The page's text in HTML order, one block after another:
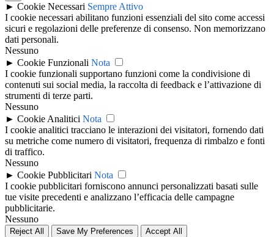
► Cookie Necessari Sempre Attivo
I cookie necessari abilitano funzioni essenziali del sito come accessi
sicuri e regolazioni delle preferenze di consenso. Non memorizzano
dati personali.
Nessuno
► Cookie Funzionali Nota
I cookie funzionali supportano funzioni come la condivisione di
contenuti sui social media, la raccolta di feedback e l’attivazione di
strumenti di terze parti.
Nessuno
► Cookie Analitici Nota
I cookie analitici tracciano le interazioni dei visitatori, fornendo dati
su metriche come numero di visitatori, frequenza di rimbalzo e fonti
di traffico.
Nessuno
► Cookie Pubblicitari Nota
I cookie pubblicitari forniscono annunci personalizzati basati sulle
tue visite precedenti e analizzano l’efficacia delle campagne
pubblicitarie.
Nessuno
Reject All Save My Preferences Accept All